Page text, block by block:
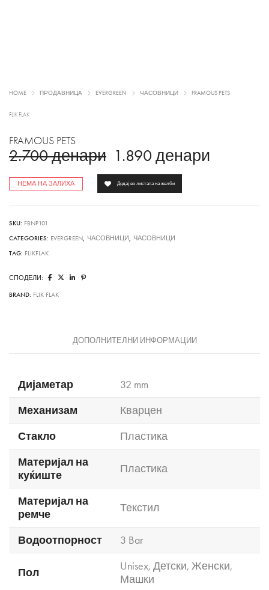
HOME ПРОДАВНИЦА EVERGREEN ЧАСОВНИЦИ FRAMOUS PETS
FLIK FLAK
FRAMOUS PETS
2.700денари 1.890 денари
НЕМА НА ЗАЛИХА Додај во листата на желби
SKU: FBNP101
CATEGORIES: EVERGREEN, ЧАСОВНИЦИ, ЧАСОВНИЦИ
TAG: FLIKFLAK
СПОДЕЛИ:
BRAND: FLIK FLAK
ДОПОЛНИТЕЛНИ ИНФОРМАЦИИ
Дијаметар
32 mm
Механизам
Кварцен
Стакло
Пластика
Материјал на
куќиште
Пластика
Материјал на
ремче
Текстил
Водоотпорност 3 Bar
Пол Unisex, Детски, Женски,
Машки